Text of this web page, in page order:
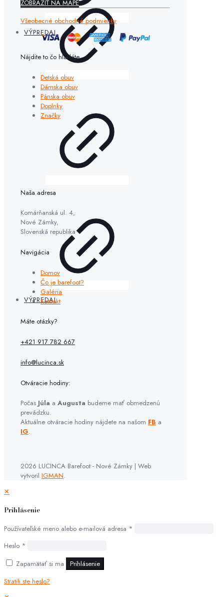
VÝPREDAJ
VÝPREDAJ
ZOBRAZIŤ NA MAPE
Všeobecné obchodné podmienky
Nájdite to čo hľadáte
Detská obuv
Dámska obuv
Pánska obuv
Doplnky
Značky
Naša adresa
Komárňanská ul. 4,
Nové Zámky,
Slovenská republika
Navigácia
Domov
Čo je barefoot?
Galéria
Kontakt
Máte otázky?
+421 917 782 667
info@lucinca.sk
Otváracie hodiny:
Počas Júla a Augusta budeme mať obmedzenú
prevádzku.
Aktuálne otváracie hodiny nájdete na našom FB a
IG.
2026 LUCINCA Barefoot - Nové Zámky | Web
vytvoril IGMAN.
✕
Prihlásenie
Používateľské meno alebo e-mailová adresa *
Heslo *
Zapamätať si ma
Prihlásenie
Stratili ste heslo?